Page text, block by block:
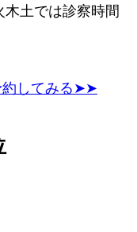
土では診察時間
約してみる➤➤